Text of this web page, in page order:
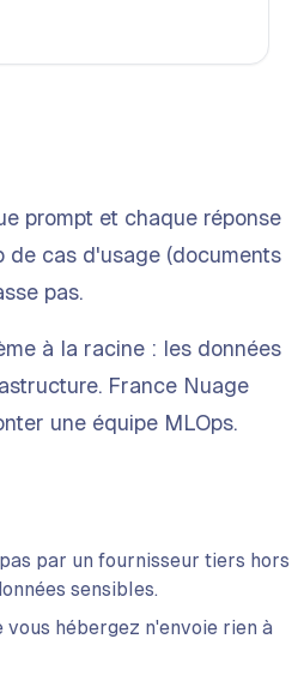
prompt et chaque réponse
de cas d'usage (documents
pas.
à la racine : les données
France Nuage
une équipe MLOps.
par un fournisseur tiers hors
sensibles.
vous hébergez n'envoie rien à